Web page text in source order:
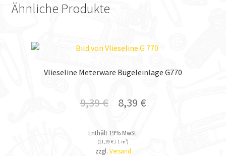
Ähnliche Produkte
Vlieseline Meterware Bügeleinlage G770
9,39€ 8,39 €
Enthält 19% MwSt.
(11,19 €/ 1 m²)
zzgl. Versand